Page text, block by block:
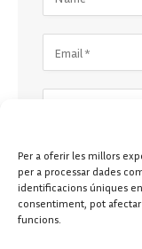
Per a oferir les millors
per a processar dades
identificacions úniques
consentiment, pot
funcions.